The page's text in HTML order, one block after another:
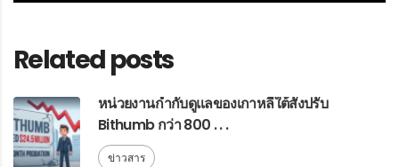
Related posts
หน่วยงานกำกับดูแลของเกาหลีใต้สั่งปรับ
Bithumb กว่า 800 . . .
ข่าวสาร